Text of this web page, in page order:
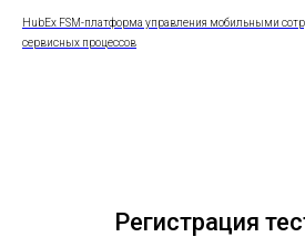
HubEx FSM-платформа управления мобильными
сервисных процессов
Регистрация